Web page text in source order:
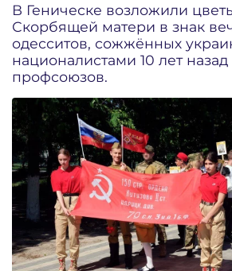
В Геническе возложили
Скорбящей матери в знак
одесситов, сожжённых
националистами 10 лет
профсоюзов.